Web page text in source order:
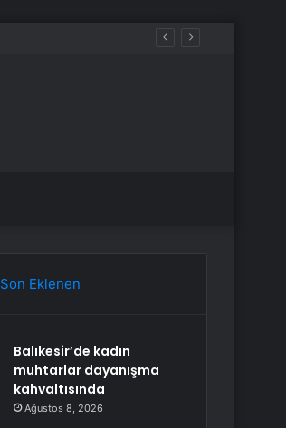
Son Eklenen
Balıkesir’de kadın
muhtarlar dayanışma
kahvaltısında
Ağustos 8, 2026